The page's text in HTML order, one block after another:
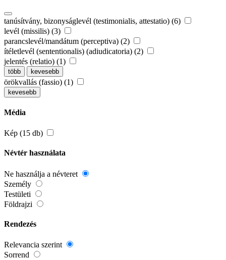
tanúsítvány, bizonyságlevél (testimonialis, attestatio) (6)
levél (missilis) (3)
parancslevél/mandátum (perceptiva) (2)
ítéletlevél (sententionalis) (adiudicatoria) (2)
jelentés (relatio) (1)
több kevesebb
örökvallás (fassio) (1)
kevesebb
Média
Kép (15 db)
Névtér használata
Ne használja a névteret
Személy
Testületi
Földrajzi
Rendezés
Relevancia szerint
Sorrend